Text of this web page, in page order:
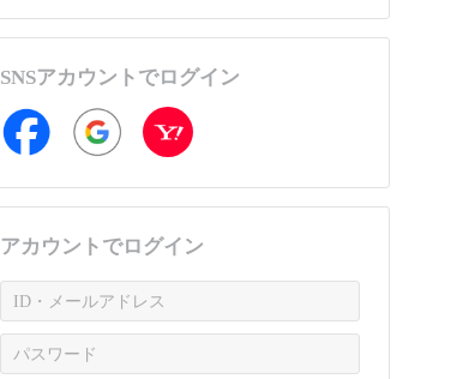
SNSアカウントでログイン
アカウントでログイン